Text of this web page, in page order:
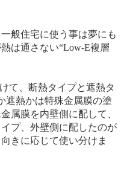
般住宅に使う事は夢にも
は通さない“Low-E複層
て、断熱タイプと遮熱タ
遮熱かは特殊金属膜の塗
属膜を内壁側に配して、
プ、外壁側に配したのが
きに応じて使い分けま